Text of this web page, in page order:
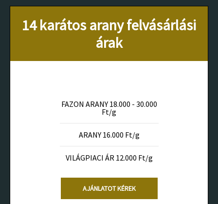
14 karátos arany felvásárlási
árak
FAZON ARANY 18.000 - 30.000
Ft/g
ARANY 16.000 Ft/g
VILÁGPIACI ÁR 12.000 Ft/g
AJÁNLATOT KÉREK